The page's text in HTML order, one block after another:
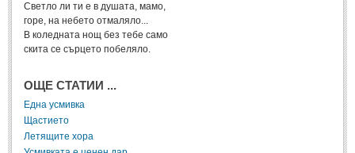
ФИЛОСОФИЯ
Житейска философия
Философия на любовта
Светло ли ти е в душата, мамо,
горе, на небето отмаляло...
В коледната нощ без тебе само
скита се сърцето побеляло.
ОЩЕ СТАТИИ ...
Една усмивка
Щастието
Летящите хора